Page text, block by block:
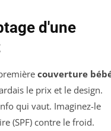
d'une
couverture
le prix et le design.
qui vaut. Imaginez-le
(SPF) contre le froid.